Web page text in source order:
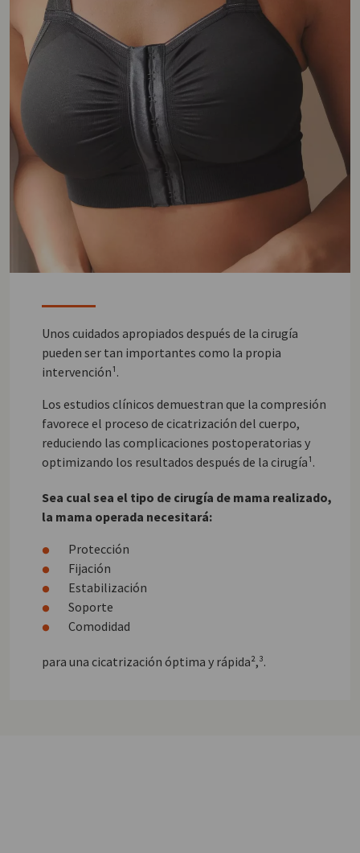
Unos cuidados apropiados después de la cirugía
pueden ser tan importantes como la propia
intervención¹.
Los estudios clínicos demuestran que la compresión
favorece el proceso de cicatrización del cuerpo,
reduciendo las complicaciones postoperatorias y
optimizando los resultados después de la cirugía¹.
Sea cual sea el tipo de cirugía de mama realizado,
la mama operada necesitará:
Protección
Fijación
Estabilización
Soporte
Comodidad
para una cicatrización óptima y rápida²,³.